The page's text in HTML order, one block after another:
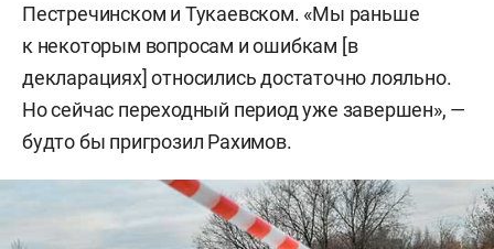
Пестречинском и Тукаевском. «Мы раньше
к некоторым вопросам и ошибкам [в
декларациях] относились достаточно лояльно.
Но сейчас переходный период уже завершен», —
будто бы пригрозил Рахимов.